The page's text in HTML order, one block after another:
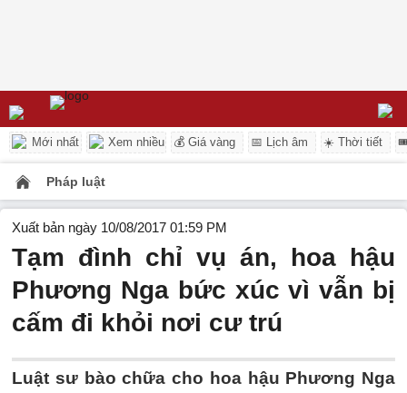
Mới nhất Xem nhiều 💰 Giá vàng 📅 Lịch âm ☀️ Thời tiết
Pháp luật
Xuất bản ngày 10/08/2017 01:59 PM
Tạm đình chỉ vụ án, hoa hậu
Phương Nga bức xúc vì vẫn bị
cấm đi khỏi nơi cư trú
Luật sư bào chữa cho hoa hậu Phương Nga